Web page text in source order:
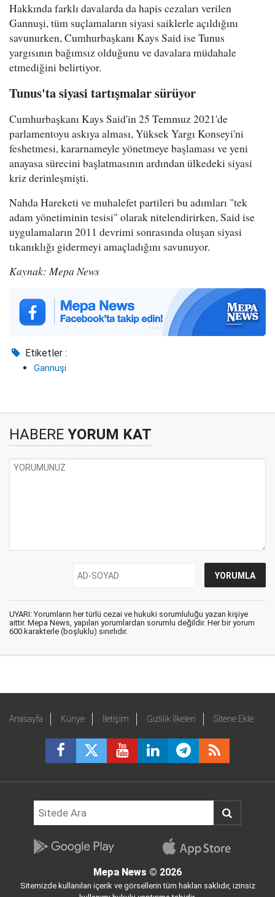
Hakkında farklı davalarda da hapis cezaları verilen
Gannuşi, tüm suçlamaların siyasi saiklerle açıldığını
savunurken, Cumhurbaşkanı Kays Said ise Tunus
yargısının bağımsız olduğunu ve davalara müdahale
etmediğini belirtiyor.
Tunus'ta siyasi tartışmalar sürüyor
Cumhurbaşkanı Kays Said'in 25 Temmuz 2021'de
parlamentoyu askıya alması, Yüksek Yargı Konseyi'ni
feshetmesi, kararnameyle yönetmeye başlaması ve yeni
anayasa sürecini başlatmasının ardından ülkedeki siyasi
kriz derinleşmişti.
Nahda Hareketi ve muhalefet partileri bu adımları "tek
adam yönetiminin tesisi" olarak nitelendirirken, Said ise
uygulamaların 2011 devrimi sonrasında oluşan siyasi
tıkanıklığı gidermeyi amaçladığını savunuyor.
Kaynak: Mepa News
Etiketler :
Gannuşi
HABERE YORUM KAT
UYARI: Yorumların her türlü cezai ve hukuki sorumluluğu yazan kişiye
aittir. Mepa News, yapılan yorumlardan sorumlu değildir. Her bir yorum
600 karakterle (boşluklu) sınırlıdır.
Anasayfa Künye İletişim Gizlilik İlkeleri Sitene Ekle
Mepa News © 2026
Sitemizde kullanılan içerik ve görsellerin tüm hakları saklıdır, izinsiz